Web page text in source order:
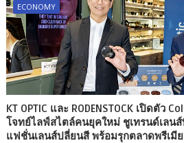
ECONOMY
KT OPTIC และ RODENSTOCK เปิดตัว
โจทย์ไลฟ์สไตล์คนยุคใหม่ ชูเทรนด์เลน
แฟชั่นเลนส์ปลี่ยนสี พร้อมรุกตลาดพรีเมี